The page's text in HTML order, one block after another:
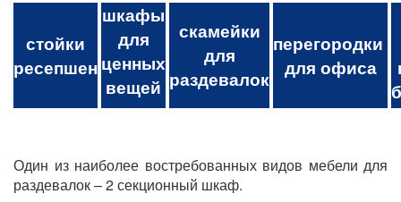
стойки
ресепшен
шкафы
для
ценных
вещей
скамейки
для
раздевалок
перегородки
для офиса
Один из наиболее востребованных видов мебели для
раздевалок – 2 секционный шкаф.